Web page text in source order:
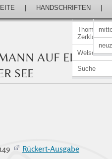
Thomasin
Zerklaere
Welscher
Suche
HANDSCHRIFTEN
AUF EINEM
SEE
Rückert-Ausgabe